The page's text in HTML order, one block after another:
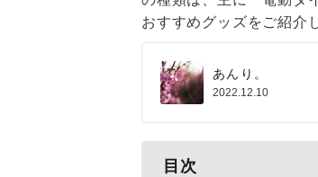
おすすめグッズをご紹介
あんり。
2022.12.10
目次